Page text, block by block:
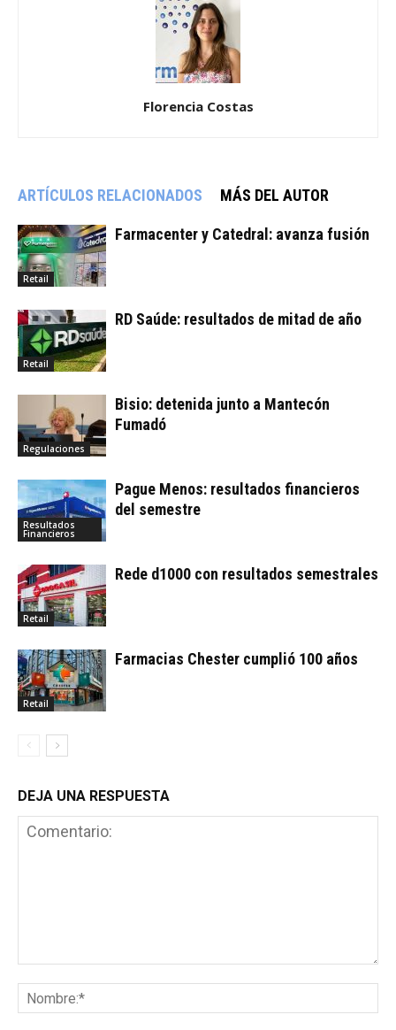
Florencia Costas
ARTÍCULOS RELACIONADOS MÁS DEL AUTOR
Retail
Farmacenter y Catedral: avanza fusión
Retail
RD Saúde: resultados de mitad de año
Regulaciones
Bisio: detenida junto a Mantecón
Fumadó
Resultados
Financieros
Pague Menos: resultados financieros
del semestre
Retail
Rede d1000 con resultados semestrales
Retail
Farmacias Chester cumplió 100 años
DEJA UNA RESPUESTA